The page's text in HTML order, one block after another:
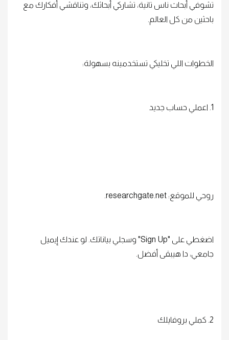
تشوفي أبحاث ناس تانية، تشاركي أبحاثك، وتناقشي أفكارك مع
باحثين من كل العالم.
الخطوات اللي تخليكي تستخدمينه بسهولة:
1. اعملي حساب جديد
روحي للموقع: researchgate.net.
اضغطي على "Sign Up" وسجلي بياناتك. لو عندك إيميل
جامعي، دا هيبقى أفضل.
2. كملي بروفايلك